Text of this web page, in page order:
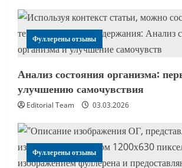
Фуллерены отзывы
Анализ состояния организма:
улучшению самочувствия
Editorial Team 03.03.2026
Фуллерены отзывы